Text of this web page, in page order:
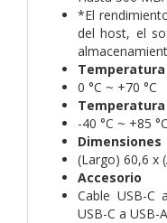
*El
del host, el
0 °C ~ +70 °C
-40 °C ~ +85 °C
Dimensiones
(Largo) 60,6 x
Accesorio
Cable USB-C
USB-C a USB-